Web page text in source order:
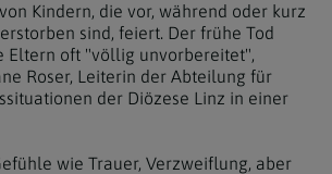
Kindern, die vor, während oder kurz
sind, feiert. Der frühe Tod
Eltern oft "völlig unvorbereitet",
Roser, Leiterin der Abteilung für
der Diözese Linz in einer
wie Trauer, Verzweiflung, aber